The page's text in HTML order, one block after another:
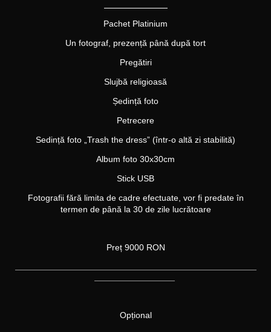
Pachet Platinium
Un fotograf, prezență până după tort
Pregătiri
Slujbă religioasă
Ședință foto
Petrecere
Sedință foto „Trash the dress” (într-o altă zi stabilită)
Album foto 30x30cm
Stick USB
Fotografii fără limita de cadre efectuate, vor fi predate în
termen de până la 30 de zile lucrătoare
Preț 9000 RON
Opțional